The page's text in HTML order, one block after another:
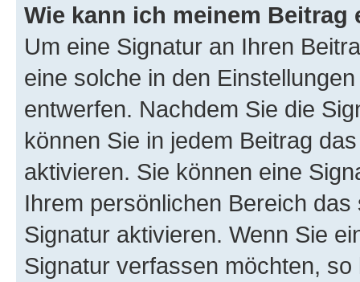
Wie kann ich meinem
Um eine Signatur an Ihren
eine solche in den
entwerfen. Nachdem Sie die
können Sie in jedem Beitrag
aktivieren. Sie können eine
Ihrem persönlichen Bereich
Signatur aktivieren. Wenn Sie
Signatur verfassen möchten,